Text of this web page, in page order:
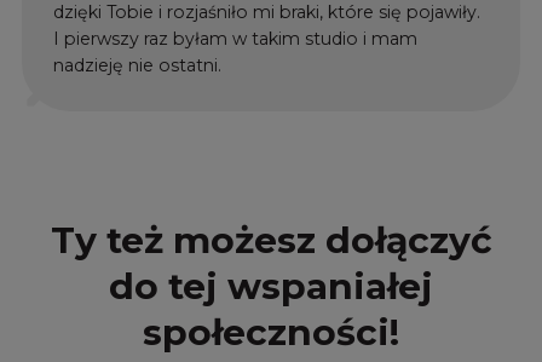
dzięki Tobie i rozjaśniło mi braki, które się pojawiły.
I pierwszy raz byłam w takim studio i mam
nadzieję nie ostatni.
Ty też możesz dołączyć
do tej wspaniałej
społeczności!